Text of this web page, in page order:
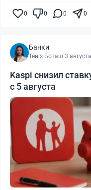
0 0 0 0
Банки
Теңіз Боташ·3
Kaspi снизил
с 5 августа